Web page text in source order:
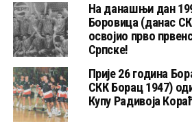
На данашњи дан
Боровица (данас
освојио прво
Српске!
Прије 26 година
СКК Борац 1947)
Купу Радивоја